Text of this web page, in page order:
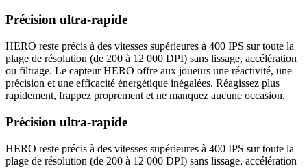
Précision ultra-rapide
HERO reste précis à des vitesses supérieures à 400 IPS sur toute la
plage de résolution (de 200 à 12 000 DPI) sans lissage, accélération
ou filtrage. Le capteur HERO offre aux joueurs une réactivité, une
précision et une efficacité énergétique inégalées. Réagissez plus
rapidement, frappez proprement et ne manquez aucune occasion.
Précision ultra-rapide
HERO reste précis à des vitesses supérieures à 400 IPS sur toute la
plage de résolution (de 200 à 12 000 DPI) sans lissage, accélération